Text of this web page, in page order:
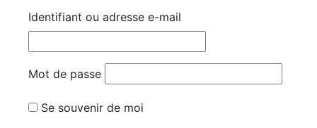
Identifiant ou adresse e-mail
Mot de passe
Se souvenir de moi